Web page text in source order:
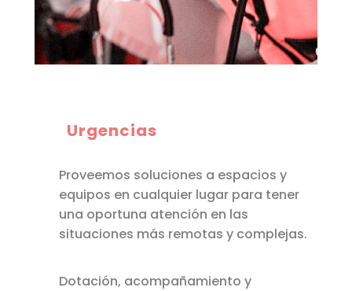
Urgencias
Proveemos soluciones a espacios y
equipos en cualquier lugar para tener
una oportuna atención en las
situaciones más remotas y complejas.
Dotación, acompañamiento y